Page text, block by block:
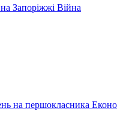
Запоріжжі Війна
на першокласника